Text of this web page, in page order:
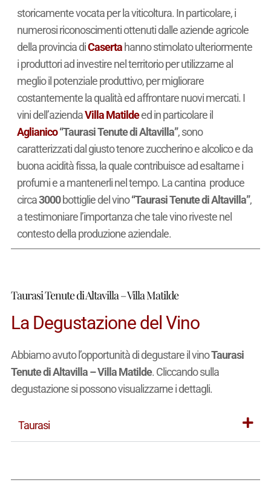
storicamente vocata per la viticoltura. In particolare, i
numerosi riconoscimenti ottenuti dalle aziende agricole
della provincia diCasertahanno stimolato ulteriormente
i produttori ad investire nel territorio per utilizzarne al
meglio il potenziale produttivo, per migliorare
costantemente la qualità ed affrontare nuovi mercati. I
vini dell’aziendaVilla Matildeed in particolare il
Aglianico“Taurasi Tenute di Altavilla”, sono
caratterizzati dal giusto tenore zuccherino e alcolico e da
buona acidità fissa, la quale contribuisce ad esaltarne i
profumi e a mantenerli nel tempo. La cantina produce
circa3000bottiglie del vino“Taurasi Tenute di Altavilla”,
a testimoniare l’importanza che tale vino riveste nel
contesto della produzione aziendale.
Taurasi Tenute di Altavilla – Villa Matilde
La Degustazione del Vino
Abbiamo avuto l’opportunità di degustare il vinoTaurasi
Tenute di Altavilla – Villa Matilde. Cliccando sulla
degustazione si possono visualizzarne i dettagli.
Taurasi